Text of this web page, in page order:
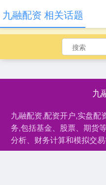
九
九融配资,配资开户,实盘配
务,包括基金、股票、期货
分析、财务计算和模拟交易
九融配资 相关话题